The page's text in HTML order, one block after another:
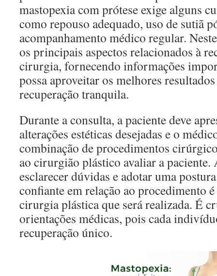
mastopexia com prótese exige alguns
como repouso adequado, uso de sutiã
acompanhamento médico regular.
os principais aspectos relacionados à
cirurgia, fornecendo informações
possa aproveitar os melhores
recuperação tranquila.
Durante a consulta, a paciente deve
alterações estéticas desejadas e o
combinação de procedimentos
ao cirurgião plástico avaliar a
esclarecer dúvidas e adotar uma
confiante em relação ao procedimento
cirurgia plástica que será realizada. É
orientações médicas, pois cada
recuperação único.